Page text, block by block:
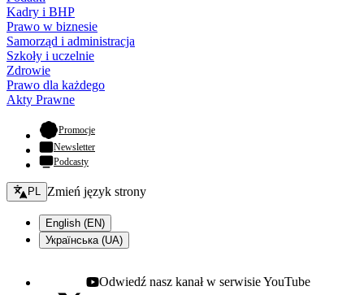
Kadry i BHP
Prawo w biznesie
Samorząd i administracja
Szkoły i uczelnie
Zdrowie
Prawo dla każdego
Akty Prawne
Promocje- otwiera się w nowej karcie
Newsletter
Podcasty
Zmień język - bieżący:
PL Zmień język strony
English (EN)
Українська (UA)
Youtube - otwiera się w nowej karcie
Odwiedź nasz kanał w serwisie YouTube